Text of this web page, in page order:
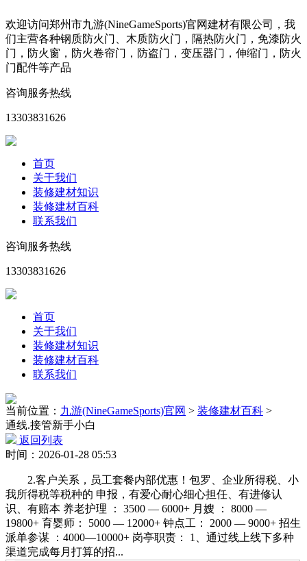
欢迎访问郑州市九游(NineGameSports)官网建材有限公司，我
们主营各种钢质防火门、木质防火门，隔热防火门，免漆防火
门，防火窗，防火卷帘门，防盗门，变压器门，伸缩门，防火
门配件等产品
咨询服务热线
13303831626
首页
关于我们
装修建材知识
装修建材百科
联系我们
咨询服务热线
13303831626
首页
关于我们
装修建材知识
装修建材百科
联系我们
当前位置： 九游(NineGameSports)官网 > 装修建材百科 >
通线.接管新手小白
返回列表
时间：2026-01-28 05:53
2.客户关系，员工套餐内部优惠！包罗、企业所得税、小
我所得税等税种的 申报，有爱心耐心细心担任、有进修认
识、有赔本 养老护理 ： 3500 — 6000+ 月嫂 ： 8000 —
19800+ 育婴师： 5000 — 12000+ 钟点工： 2000 — 9000+ 招生
派单参谋 ：4000—10000+ 岗亭职责： 1、通过线上线下多种
渠道完成每月打算的招...